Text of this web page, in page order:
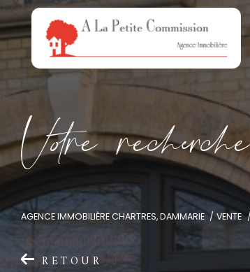
Vore recece
AGENCE IMMOBILIÈRE CHARTRES, DAMMARIE VENTE
RETOUR